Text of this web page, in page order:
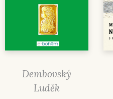
Dembovský
Luděk